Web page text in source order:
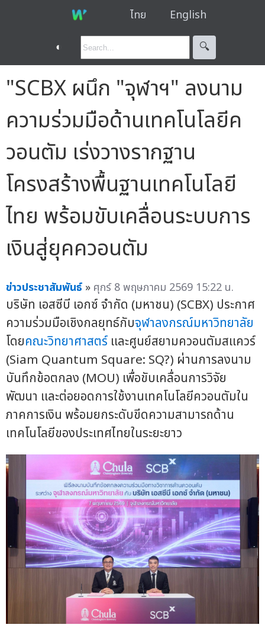
ไทย English
◐ 🔍︎
"SCBX ผนึก "จุฬาฯ" ลงนาม
ความร่วมมือด้านเทคโนโลยีค
วอนตัม เร่งวางรากฐาน
โครงสร้างพื้นฐานเทคโนโลยี
ไทย พร้อมขับเคลื่อนระบบการ
เงินสู่ยุคควอนตัม
ข่าวประชาสัมพันธ์ » ศุกร์ 8 พฤษภาคม 2569 15:22 น.
บริษัท เอสซีบี เอกซ์ จำกัด (มหาชน) (SCBX) ประกาศ
ความร่วมมือเชิงกลยุทธ์กับจุฬาลงกรณ์มหาวิทยาลัย
โดยคณะวิทยาศาสตร์ และศูนย์สยามควอนตัมสแควร์
(Siam Quantum Square: SQ?) ผ่านการลงนาม
บันทึกข้อตกลง (MOU) เพื่อขับเคลื่อนการวิจัย
พัฒนา และต่อยอดการใช้งานเทคโนโลยีควอนตัมใน
ภาคการเงิน พร้อมยกระดับขีดความสามารถด้าน
เทคโนโลยีของประเทศไทยในระยะยาว